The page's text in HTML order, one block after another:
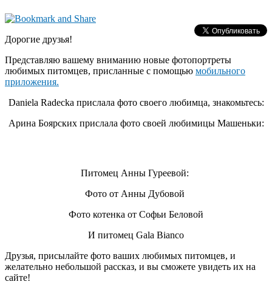
Дорогие друзья!
Представляю вашему вниманию новые фотопортреты
любимых питомцев, присланные с помощью мобильного
приложения.
Daniela Radecka прислала фото своего любимца, знакомьтесь:
Арина Боярских прислала фото своей любимицы Машеньки:
Питомец Анны Гуреевой:
Фото от Анны Дубовой
Фото котенка от Софьи Беловой
И питомец Gala Bianco
Друзья, присылайте фото ваших любимых питомцев, и
желательно небольшой рассказ, и вы сможете увидеть их на
сайте!